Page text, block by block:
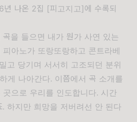
나온 2집 [피고지고]에 수록되
을 들으면 내가 뭔가 사연 있는
아노가 또랑또랑하고 콘트라베
고 당기며 서서히 고조되던 분위
게 나아간다. 이쯤에서 곡 소개를
으로 우리를 인도합니다. 시간
하지만 희망을 저버려선 안 된다